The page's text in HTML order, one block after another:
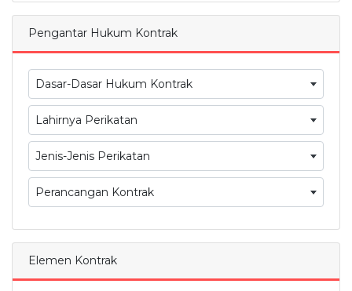
Pengantar Hukum Kontrak
Dasar-Dasar Hukum Kontrak
Lahirnya Perikatan
Jenis-Jenis Perikatan
Perancangan Kontrak
Elemen Kontrak